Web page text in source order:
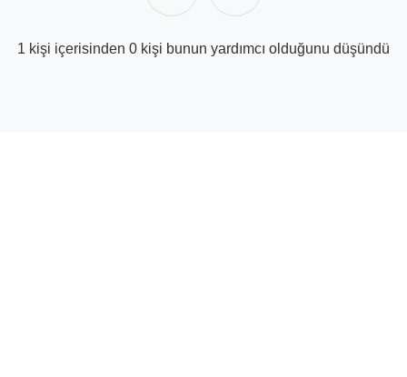
1 kişi içerisinden 0 kişi bunun yardımcı olduğunu düşündü